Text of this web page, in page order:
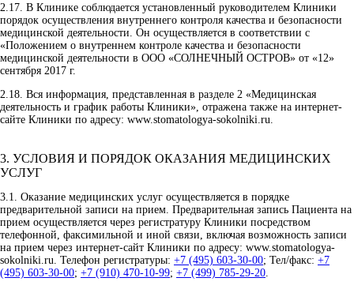
2.17. В Клинике соблюдается установленный руководителем Клиники
порядок осуществления внутреннего контроля качества и безопасности
медицинской деятельности. Он осуществляется в соответствии с
«Положением о внутреннем контроле качества и безопасности
медицинской деятельности в ООО «СОЛНЕЧНЫЙ ОСТРОВ» от «12»
сентября 2017 г.
2.18. Вся информация, представленная в разделе 2 «Медицинская
деятельность и график работы Клиники», отражена также на интернет-
сайте Клиники по адресу: www.stomatologya-sokolniki.ru.
3. УСЛОВИЯ И ПОРЯДОК ОКАЗАНИЯ МЕДИЦИНСКИХ
УСЛУГ
3.1.
Оказание медицинских услуг осуществляется в порядке
предварительной записи на прием. Предварительная запись Пациента на
прием осуществляется через регистратуру Клиники посредством
телефонной, факсимильной и иной связи, включая возможность записи
на прием через интернет-сайт Клиники по адресу: www.stomatologya-
sokolniki.ru. Телефон регистратуры: +7 (495) 603-30-00; Тел/факс: +7
(495) 603-30-00; +7 (910) 470-10-99; +7 (499) 785-29-20